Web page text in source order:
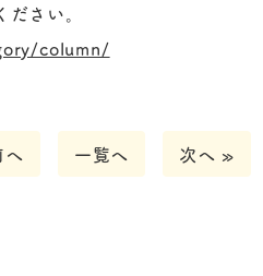
さい。
column/
一覧へ 次へ »